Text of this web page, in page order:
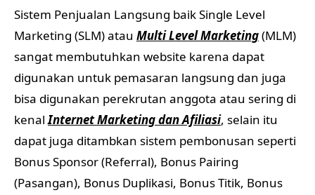
Sistem Penjualan Langsung baik Single Level
Marketing (SLM) atau Multi Level Marketing(MLM)
sangat membutuhkan website karena dapat
digunakan untuk pemasaran langsung dan juga
bisa digunakan perekrutan anggota atau sering di
kenalInternet Marketing dan Afiliasi, selain itu
dapat juga ditambkan sistem pembonusan seperti
Bonus Sponsor (Referral), Bonus Pairing
(Pasangan), Bonus Duplikasi, Bonus Titik, Bonus